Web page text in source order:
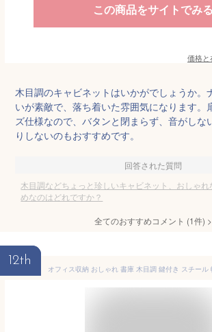
この商品をサイトでみる
価格と
木目調のキャビネットはいかがでしょうか。
いが素敵で、落ち着いた雰囲気になります。
ズ仕様なので、バタンと閉まらず、音がしな
りしないのもおすすめです。
回答された質問
木目調などちょっと珍しいキャビネット、おしゃ
めなのはどれですか？
全てのおすすめコメント (1件) >
12th